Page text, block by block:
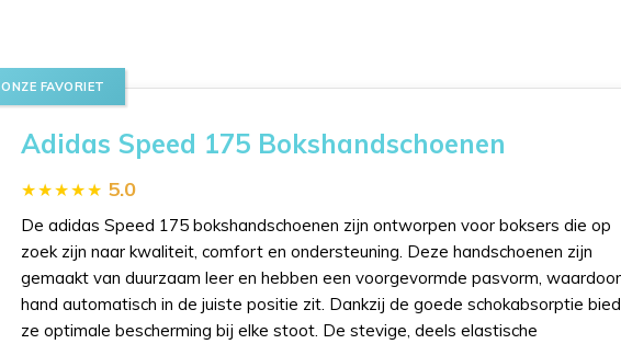
ONZE FAVORIET
Adidas Speed 175 Bokshandschoenen
5.0
De adidas Speed 175 bokshandschoenen zijn ontworpen voor boksers die op
zoek zijn naar kwaliteit, comfort en ondersteuning. Deze handschoenen zijn
gemaakt van duurzaam leer en hebben een voorgevormde pasvorm,
hand automatisch in de juiste positie zit. Dankzij de goede schokabsorptie
ze optimale bescherming bij elke stoot. De stevige, deels elastische